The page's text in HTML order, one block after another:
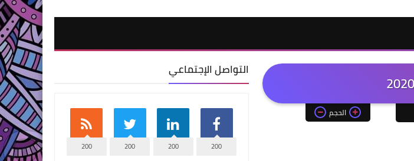
الحجم
التواصل الإجتماعي
200
200
200
200